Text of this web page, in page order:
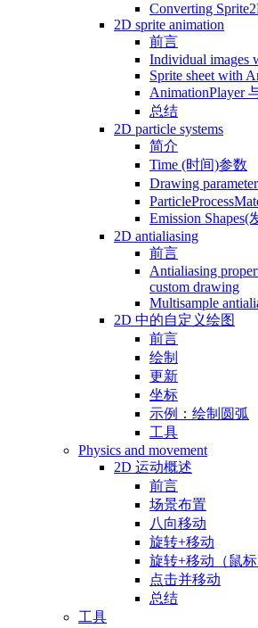
Converting
2D sprite animation
前言
Individual images
Sprite sheet with
AnimationPlayer
总结
2D particle systems
简介
Time (时间)参数
Drawing
Emission Shapes(
2D antialiasing
前言
Antialiasing
custom drawing
Multisample
2D 中的自定义绘图
前言
绘制
更新
坐标
示例：绘制圆弧
工具
Physics and movement
2D 运动概述
前言
场景布置
八向移动
旋转+移动
旋转+移动（鼠标
点击并移动
总结
工具